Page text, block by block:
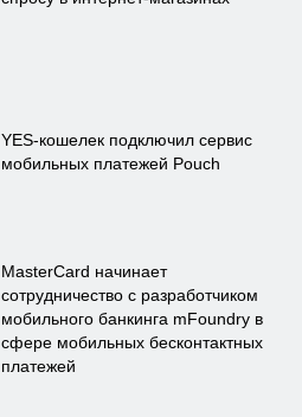
YES-кошелек подключил сервис
мобильных платежей Pouch
MasterCard начинает
сотрудничество с разработчиком
мобильного банкинга mFoundry в
сфере мобильных бесконтактных
платежей